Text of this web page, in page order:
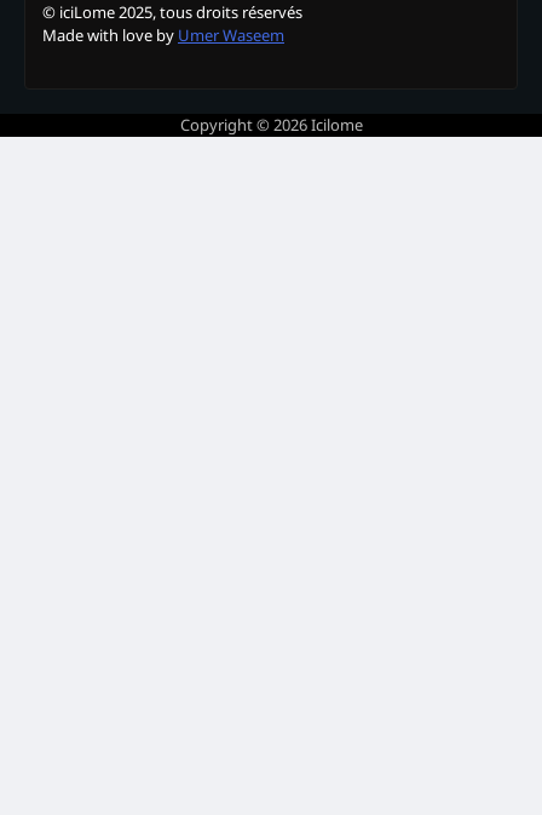
© iciLome 2025, tous droits réservés
Made with love by Umer Waseem
Copyright © 2026Icilome